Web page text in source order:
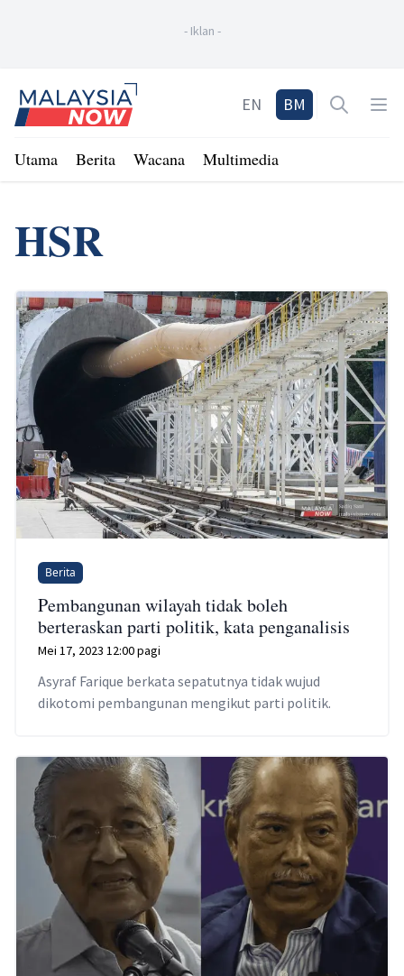
- Iklan -
Home
EN BM Open
Utama Berita Wacana Multimedia
HSR
Berita
Pembangunan wilayah tidak boleh
berteraskan parti politik, kata penganalisis
Mei 17, 2023 12:00 pagi
Asyraf Farique berkata sepatutnya tidak wujud
dikotomi pembangunan mengikut parti politik.